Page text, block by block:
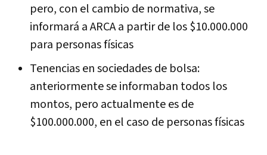
pero, con el cambio de normativa, se
informará a ARCA a partir de los $10.000.000
para personas físicas
Tenencias en sociedades de bolsa:
anteriormente se informaban todos los
montos, pero actualmente es de
$100.000.000, en el caso de personas físicas